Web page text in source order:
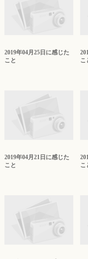
2019年04月25日に感じた
こと
こ
2019年04月21日に感じた
こと
こ